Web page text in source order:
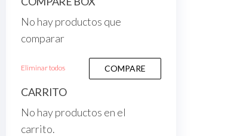
No hay productos que
comparar
Eliminar todos COMPARE
CARRITO
No hay productos en el
carrito.